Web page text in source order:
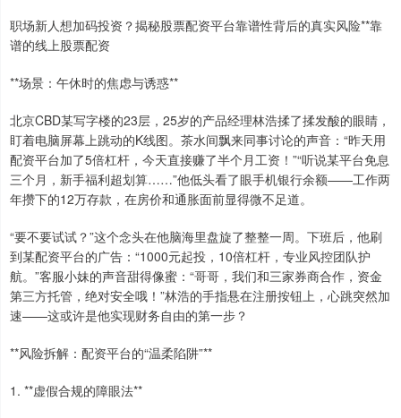
职场新人想加码投资？揭秘股票配资平台靠谱性背后的真实风险**靠
谱的线上股票配资
**场景：午休时的焦虑与诱惑**
北京CBD某写字楼的23层，25岁的产品经理林浩揉了揉发酸的眼睛，
盯着电脑屏幕上跳动的K线图。茶水间飘来同事讨论的声音：“昨天用
配资平台加了5倍杠杆，今天直接赚了半个月工资！”“听说某平台免息
三个月，新手福利超划算……”他低头看了眼手机银行余额——工作两
年攒下的12万存款，在房价和通胀面前显得微不足道。
“要不要试试？”这个念头在他脑海里盘旋了整整一周。下班后，他刷
到某配资平台的广告：“1000元起投，10倍杠杆，专业风控团队护
航。”客服小妹的声音甜得像蜜：“哥哥，我们和三家券商合作，资金
第三方托管，绝对安全哦！”林浩的手指悬在注册按钮上，心跳突然加
速——这或许是他实现财务自由的第一步？
**风险拆解：配资平台的“温柔陷阱”**
1. **虚假合规的障眼法**